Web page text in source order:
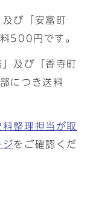
及び「安富町
500円です。
」及び「香寺町
につき送料
整理担当が取
ジをご確認くだ